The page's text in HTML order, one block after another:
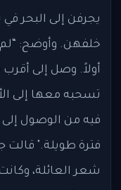
يجرفن إلى البحر
خلفهن. وأوضح:
أولاً. وصل إلى
تسحبه معها إلى
فيه من الوصول إلى
فترة طويلة."